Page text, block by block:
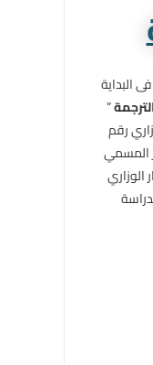
البداية
”
رقم
تغيير المسمي
الوزاري
الدراسة